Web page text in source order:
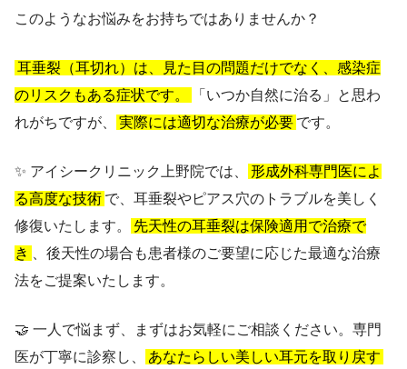
このようなお悩みをお持ちではありませんか？
耳垂裂（耳切れ）は、見た目の問題だけでなく、感染症
のリスクもある症状です。
「いつか自然に治る」と思わ
れがちですが、
実際には適切な治療が必要 です。
✨ アイシークリニック上野院では、
形成外科専門医によ
る高度な技術 で、耳垂裂やピアス穴のトラブルを美しく
修復いたします。
先天性の耳垂裂は保険適用で治療で
き
、後天性の場合も患者様のご要望に応じた最適な治療
法をご提案いたします。
🤝 一人で悩まず、まずはお気軽にご相談ください。専門
医が丁寧に診察し、
あなたらしい美しい耳元を取り戻す